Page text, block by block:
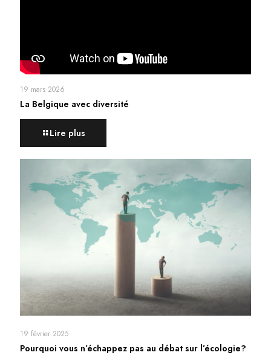
19 mars 2026
La Belgique avec diversité
Lire plus
19 février 2025
Pourquoi vous n’échappez pas au débat sur l’écologie?